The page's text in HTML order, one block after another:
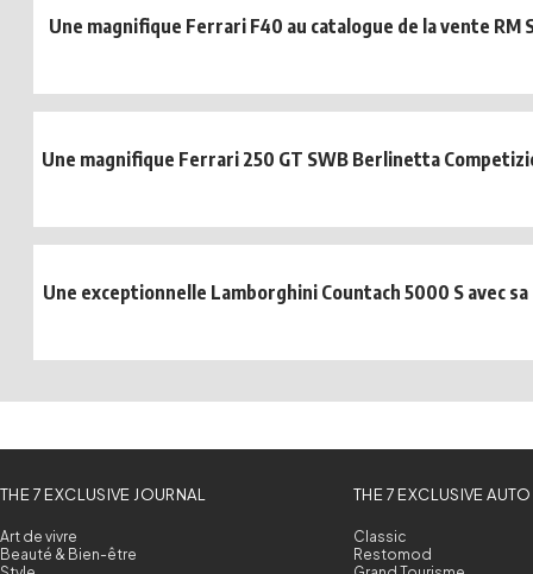
Une magnifique Ferrari F40 au catalogue de la vente RM
Une magnifique Ferrari 250 GT SWB Berlinetta
Une exceptionnelle Lamborghini Countach 5000 S avec
THE 7 EXCLUSIVE JOURNAL
Art de vivre
Beauté & Bien-être
THE 7 EXCLUSIVE AUTO
Classic
Restomod